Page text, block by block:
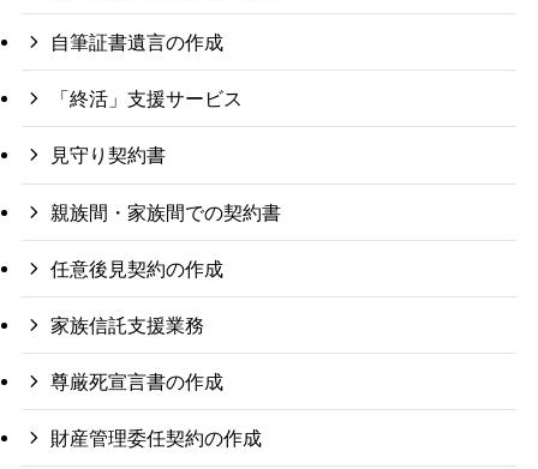
自筆証書遺言の作成
「終活」支援サービス
見守り契約書
親族間・家族間での契約書
任意後見契約の作成
家族信託支援業務
尊厳死宣言書の作成
財産管理委任契約の作成